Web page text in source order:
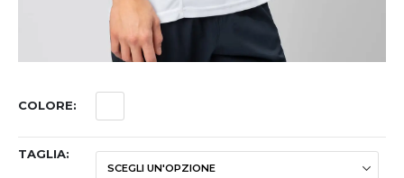
COLORE
TAGLIA